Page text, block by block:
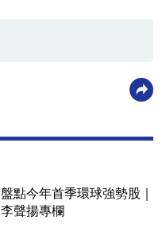
盤點今年首季環球強勢股｜
李聲揚專欄